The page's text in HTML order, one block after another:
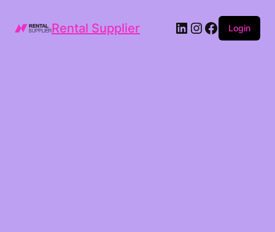
Rental Supplier LinkedIn
Instagram
Facebook
Login